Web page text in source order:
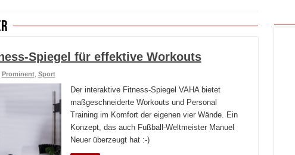
Spiegel für effektive Workouts
Prominent, Sport
Der interaktive Fitness-Spiegel VAHA bietet
maßgeschneiderte Workouts und Personal
Training im Komfort der eigenen vier Wände. Ein
Konzept, das auch Fußball-Weltmeister Manuel
Neuer überzeugt hat :-)